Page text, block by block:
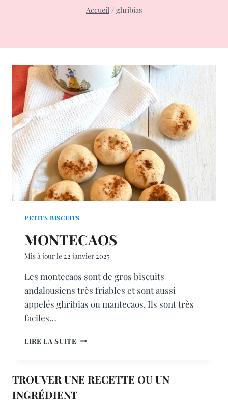
Accueil / ghribias
PETITS BISCUITS
MONTECAOS
Mis à jour le 22 janvier 2025
Les montecaos sont de gros biscuits
andalousiens très friables et sont aussi
appelés ghribias ou mantecaos. Ils sont très
faciles…
LIRE LA SUITE MONTECAOS
TROUVER UNE RECETTE OU UN
INGRÉDIENT